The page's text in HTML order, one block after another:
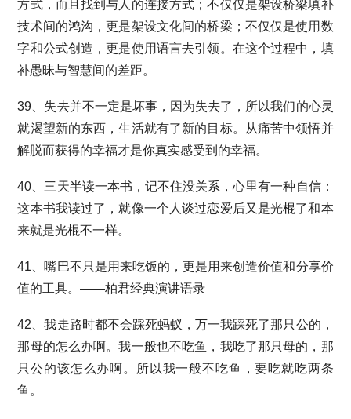
方式，而且找到与人的连接方式；不仅仅是架设桥梁填补
技术间的鸿沟，更是架设文化间的桥梁；不仅仅是使用数
字和公式创造，更是使用语言去引领。在这个过程中，填
补愚昧与智慧间的差距。
39、失去并不一定是坏事，因为失去了，所以我们的心灵
就渴望新的东西，生活就有了新的目标。从痛苦中领悟并
解脱而获得的幸福才是你真实感受到的幸福。
40、三天半读一本书，记不住没关系，心里有一种自信：
这本书我读过了，就像一个人谈过恋爱后又是光棍了和本
来就是光棍不一样。
41、嘴巴不只是用来吃饭的，更是用来创造价值和分享价
值的工具。——柏君经典演讲语录
42、我走路时都不会踩死蚂蚁，万一我踩死了那只公的，
那母的怎么办啊。我一般也不吃鱼，我吃了那只母的，那
只公的该怎么办啊。所以我一般不吃鱼，要吃就吃两条
鱼。